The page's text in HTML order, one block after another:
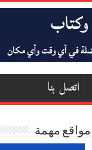
اتصل بنا
مواقع مهمة